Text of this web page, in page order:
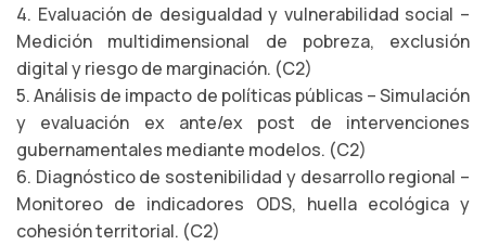
4. Evaluación de desigualdad y vulnerabilidad social –
Medición multidimensional de pobreza, exclusión
digital y riesgo de marginación. (C2)
5. Análisis de impacto de políticas públicas – Simulación
y evaluación ex ante/ex post de intervenciones
gubernamentales mediante modelos. (C2)
6. Diagnóstico de sostenibilidad y desarrollo regional –
Monitoreo de indicadores ODS, huella ecológica y
cohesión territorial. (C2)